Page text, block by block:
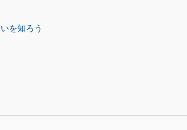
を知ろう